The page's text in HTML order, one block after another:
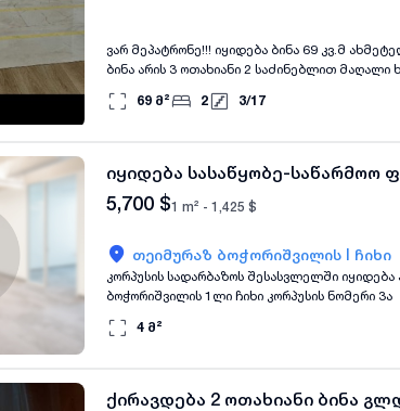
ვარ მეპატრონე!!! იყიდება ბინა 69 კვ.მ
ბინა არის 3 ოთახიანი 2 საძინებლით
69 მ² 2 3/17
იყიდება სასაწყობე-საწარმოო
5,700 $1 m² - 1,425 $
თეიმურაზ ბოჭორიშვილის I ჩიხი
კორპუსის სადარბაზოს შესასვლელში
ბოჭორიშვილის 1ლი ჩიხი კორპუსის ნომერი 3ა
4 მ²
ქირავდება 2 ოთახიანი ბინა